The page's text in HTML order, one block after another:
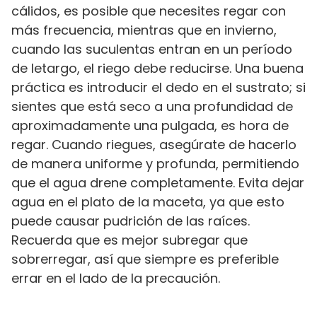
cálidos, es posible que necesites regar con
más frecuencia, mientras que en invierno,
cuando las suculentas entran en un período
de letargo, el riego debe reducirse. Una buena
práctica es introducir el dedo en el sustrato; si
sientes que está seco a una profundidad de
aproximadamente una pulgada, es hora de
regar. Cuando riegues, asegúrate de hacerlo
de manera uniforme y profunda, permitiendo
que el agua drene completamente. Evita dejar
agua en el plato de la maceta, ya que esto
puede causar pudrición de las raíces.
Recuerda que es mejor subregar que
sobrerregar, así que siempre es preferible
errar en el lado de la precaución.